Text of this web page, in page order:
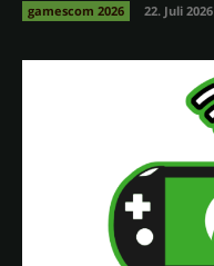
gamescom 2026 22. Juli 2026